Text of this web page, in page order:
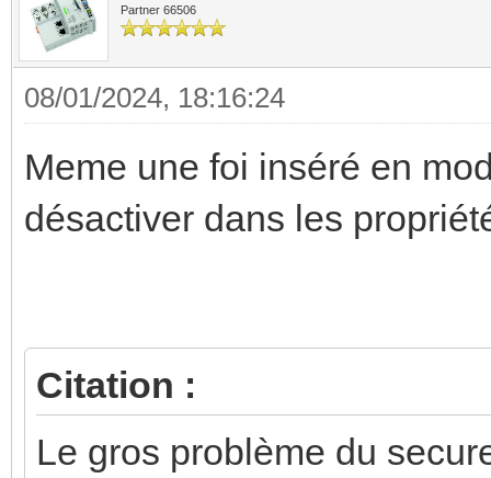
Partner 66506
08/01/2024, 18:16:24
Meme une foi inséré en
désactiver dans les
Citation :
Le gros problème du